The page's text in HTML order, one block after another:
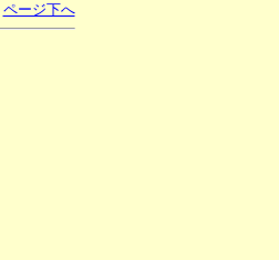
ページ下へ